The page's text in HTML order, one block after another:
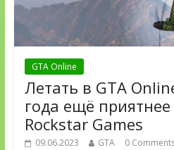
GTA Online
Летать в GTA
года ещё
Rockstar Games
09.06.2023 GTA 0